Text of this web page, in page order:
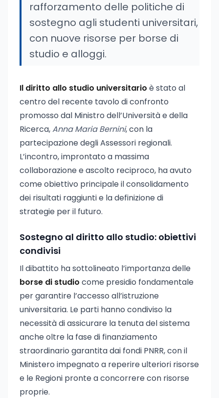
rafforzamento delle politiche di
sostegno agli studenti universitari,
con nuove risorse per borse di
studio e alloggi.
Il diritto allo studio universitario è stato al
centro del recente tavolo di confronto
promosso dal Ministro dell’Università e della
Ricerca,Anna Maria Bernini, con la
partecipazione degli Assessori regionali.
L’incontro, improntato a massima
collaborazione e ascolto reciproco, ha avuto
come obiettivo principale il consolidamento
dei risultati raggiunti e la definizione di
strategie per il futuro.
Sostegno al diritto allo studio: obiettivi
condivisi
Il dibattito ha sottolineato l’importanza delle
borse di studio come presidio fondamentale
per garantire l’accesso all’istruzione
universitaria. Le parti hanno condiviso la
necessità di assicurare la tenuta del sistema
anche oltre la fase di finanziamento
straordinario garantita dai fondi PNRR, con il
Ministero impegnato a reperire ulteriori risorse
e le Regioni pronte a concorrere con risorse
proprie.